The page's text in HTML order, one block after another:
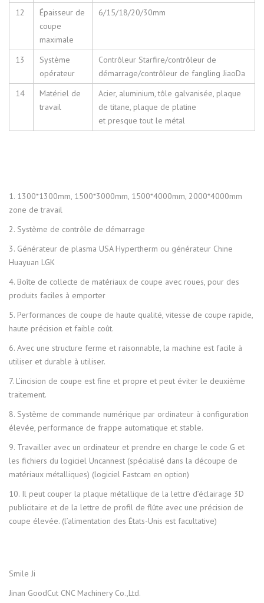
12
Épaisseur de
coupe
maximale
6/15/18/20/30mm
13
Système
opérateur
Contrôleur Starfire/contrôleur de
démarrage/contrôleur de fangling JiaoDa
14
Matériel de
travail
Acier, aluminium, tôle galvanisée, plaque
de titane, plaque de platine
et presque tout le métal
1. 1300*1300mm, 1500*3000mm, 1500*4000mm, 2000*4000mm
zone de travail
2. Système de contrôle de démarrage
3. Générateur de plasma USA Hypertherm ou générateur Chine
Huayuan LGK
4. Boîte de collecte de matériaux de coupe avec roues, pour des
produits faciles à emporter
5. Performances de coupe de haute qualité, vitesse de coupe rapide,
haute précision et faible coût.
6. Avec une structure ferme et raisonnable, la machine est facile à
utiliser et durable à utiliser.
7. L’incision de coupe est fine et propre et peut éviter le deuxième
traitement.
8. Système de commande numérique par ordinateur à configuration
élevée, performance de frappe automatique et stable.
9. Travailler avec un ordinateur et prendre en charge le code G et
les fichiers du logiciel Uncannest (spécialisé dans la découpe de
matériaux métalliques) (logiciel Fastcam en option)
10. Il peut couper la plaque métallique de la lettre d’éclairage 3D
publicitaire et de la lettre de profil de flûte avec une précision de
coupe élevée. (l’alimentation des États-Unis est facultative)
Smile Ji
Jinan GoodCut CNC Machinery Co.,Ltd.